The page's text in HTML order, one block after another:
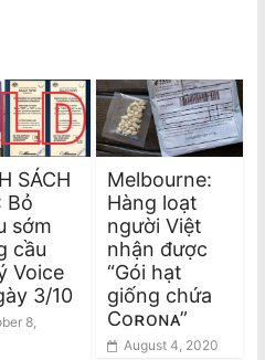
SÁCH
Bỏ
sớm
cầu
Voice
3/10
8,
Melbourne:
Hàng loạt
người Việt
nhận được
“Gói hạt
giống chứa
Coʀoɴᴀ”
August 4, 2020